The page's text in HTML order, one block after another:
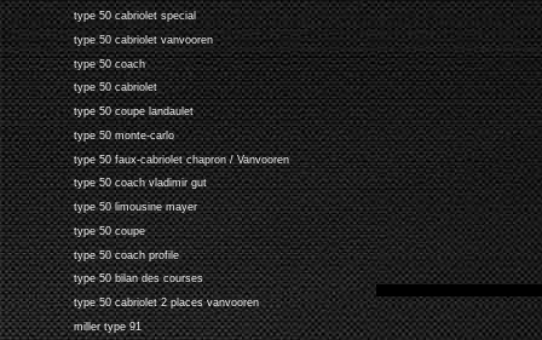
type 50 cabriolet special
type 50 cabriolet vanvooren
type 50 coach
type 50 cabriolet
type 50 coupe landaulet
type 50 monte-carlo
type 50 faux-cabriolet chapron / Vanvooren
type 50 coach vladimir gut
type 50 limousine mayer
type 50 coupe
type 50 coach profile
type 50 bilan des courses
type 50 cabriolet 2 places vanvooren
miller type 91